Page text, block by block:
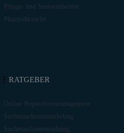
Pflege- und Seniorenheime
Pharmabranche
RATGEBER
Online Reputationsmanagement
Suchmaschinenmarketing
Suchmaschinenwerbung